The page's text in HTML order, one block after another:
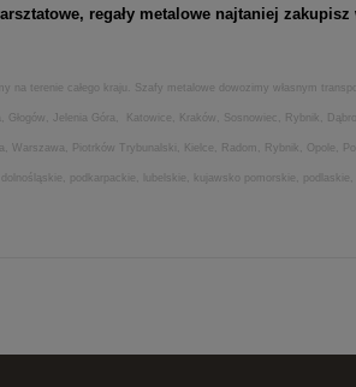
regały metalowe najtaniej zakupisz
terenie całego kraju. Szafy metalowe dowozimy własnym
Jelenia Góra, Katowice, Kraków, Sosnowiec, Rybnik,
Warszawa, Piotrków Trybunalski, Kielce, Radom, Rybnik, Opole,
podkarpackie, lubelskie, kujawsko pomorskie, podlaskie,